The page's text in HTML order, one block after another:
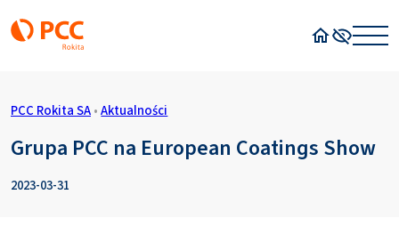
PCC Rokita SA • Aktualności
Grupa PCC na European Coatings Show
2023-03-31